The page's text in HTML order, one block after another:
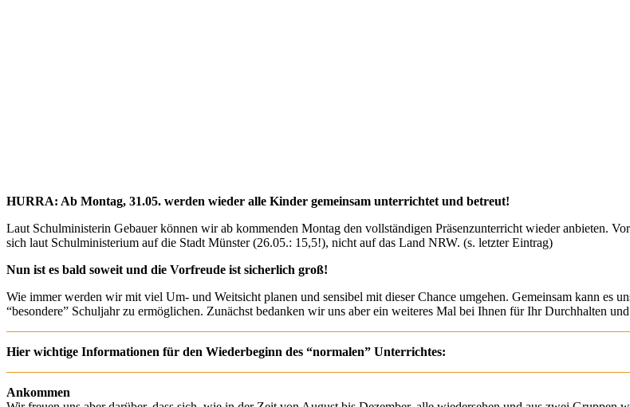
HURRA: Ab Montag, 31.05. werden wieder alle Kinder gemeinsam unterrichtet und betreut!
Laut Schulministerin Gebauer können wir ab kommenden Montag den vollständigen Präsenzunterricht wieder anbieten.
sich laut Schulministerium auf die Stadt Münster (26.05.: 15,5!), nicht auf das Land NRW. (s. letzter Eintrag)
Nun ist es bald soweit und die Vorfreude ist sicherlich groß!
Wie immer werden wir mit viel Um- und Weitsicht planen und sensibel mit dieser Chance umgehen. Gemeinsam kann es
“besondere” Schuljahr zu ermöglichen. Zunächst bedanken wir uns aber ein weiteres Mal bei Ihnen für Ihr Durchhalten
Hier wichtige Informationen für den Wiederbeginn des “normalen” Unterrichtes:
Ankommen